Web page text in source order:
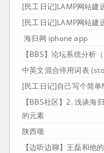
[民工日记]LAMP网站建
[民工日记]LAMP网站建
海归网 iphone app
【BBS】论坛系统分析
中英文混合停用词表
[民工日记]自己写个简
【BBS社区】2. 浅谈
的元素
陕西颂
【边听边聊】王磊和他